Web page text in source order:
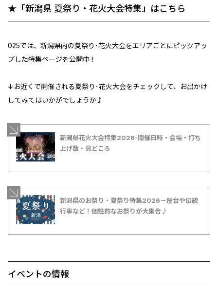
★「新潟県 夏祭り・花火大会特集」はこちら
025では、新潟県内の夏祭り･花火大会をエリアごとにピックアッ
プした特集ページを公開中！
↓お近くで開催される夏祭り･花火大会をチェックして、お出かけ
してみてはいかがでしょうか♪
新潟県花火大会特集2026-開催日時・会場・打ち
上げ数・見どころ
新潟県のお祭り・夏祭り特集2026－屋台や伝統
行事など！個性的なお祭りが大集合♪
イベントの情報